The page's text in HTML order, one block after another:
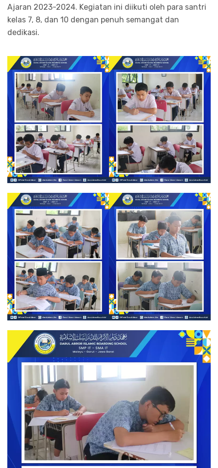
Ajaran 2023-2024. Kegiatan ini diikuti oleh para santri
kelas 7, 8, dan 10 dengan penuh semangat dan
dedikasi.